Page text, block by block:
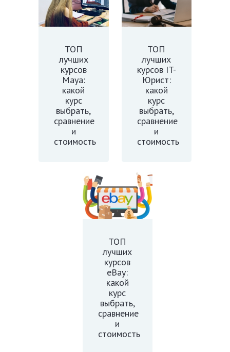
ТОП
лучших
курсов
Maya:
какой
курс
выбрать,
сравнение
и
стоимость
ТОП
лучших
курсов IT-
Юрист:
какой
курс
выбрать,
сравнение
и
стоимость
ТОП
лучших
курсов
eBay:
какой
курс
выбрать,
сравнение
и
стоимость